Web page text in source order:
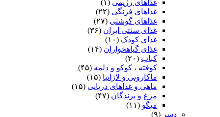
غذاهای رژیمی (۱)
غذاهای فرنگی (۲۲)
غذاهای گوشتی (۲۷)
غذای سنتی ایران (۳۶)
غذای کودک (۱۰)
غذای گیاهخواران (۱۴)
کباب (۲۰)
کوفته ، کوکو و دلمه (۴۵)
ماکارونی و لازانیا (۱۵)
ماهی و غذاهای دریایی (۱۵)
مرغ و پرندگان (۴۷)
میگو (۱۱)
دسر (۹)